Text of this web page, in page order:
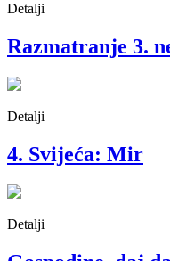
Detalji
Razmatranje 3.
Detalji
4. Svijeća: Mir
Detalji